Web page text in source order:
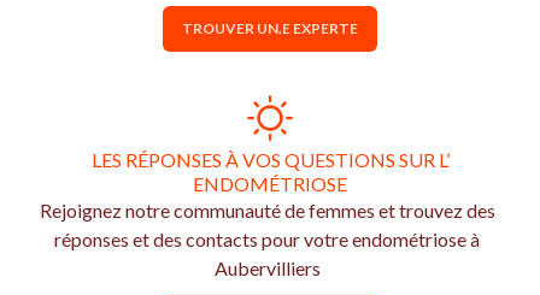
TROUVER UN.E EXPERTE
LES RÉPONSES À VOS QUESTIONS SUR L’
ENDOMÉTRIOSE
Rejoignez notre communauté de femmes et trouvez des
réponses et des contacts pour votre endométriose à
Aubervilliers